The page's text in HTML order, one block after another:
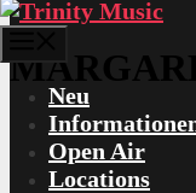
Neu
Open Air
Locations